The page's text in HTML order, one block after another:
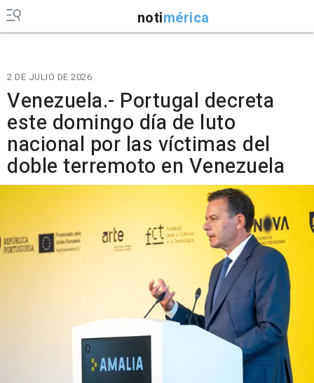
notimérica
2 DE JULIO DE 2026
Venezuela.- Portugal decreta
este domingo día de luto
nacional por las víctimas del
doble terremoto en Venezuela